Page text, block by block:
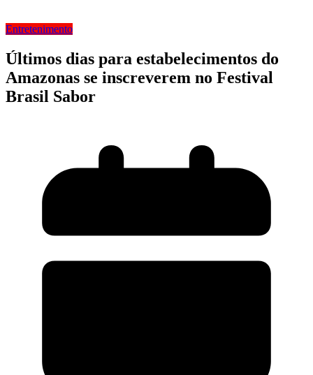
Entretenimento
Últimos dias para estabelecimentos do
Amazonas se inscreverem no Festival
Brasil Sabor